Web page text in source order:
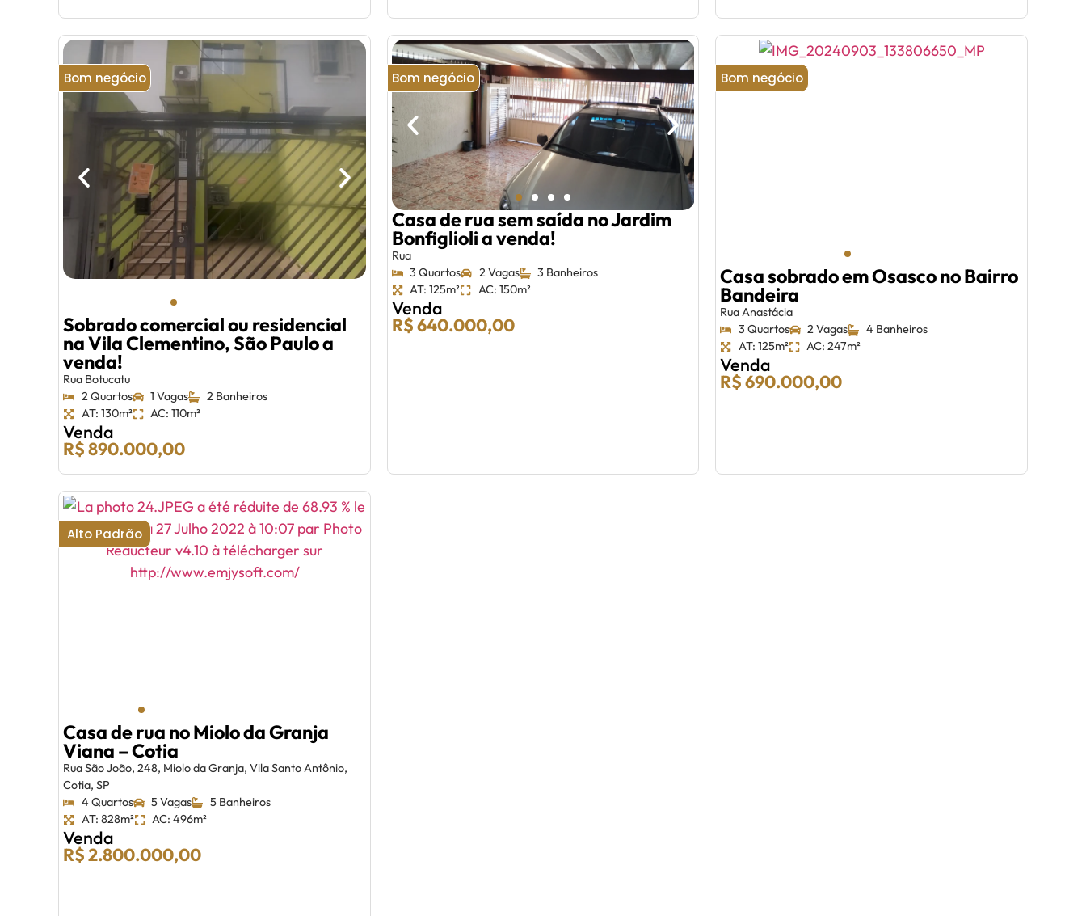
Bom negócio
Sobrado comercial ou residencial
na Vila Clementino, São Paulo a
venda!
Rua Botucatu
2 Quartos
1 Vagas
2 Banheiros
AT: 130m²
AC: 110m²
Venda
R$ 890.000,00
Bom negócio
Casa de rua sem saída no Jardim
Bonfiglioli a venda!
Rua
3 Quartos
2 Vagas
3 Banheiros
AT: 125m²
AC: 150m²
Venda
R$ 640.000,00
Bom negócio
Casa sobrado em Osasco no Bairro
Bandeira
Rua Anastácia
3 Quartos
2 Vagas
4 Banheiros
AT: 125m²
AC: 247m²
Venda
R$ 690.000,00
Alto Padrão
Casa de rua no Miolo da Granja
Viana – Cotia
Rua São João, 248, Miolo da Granja, Vila Santo Antônio,
Cotia, SP
4 Quartos
5 Vagas
5 Banheiros
AT: 828m²
AC: 496m²
Venda
R$ 2.800.000,00